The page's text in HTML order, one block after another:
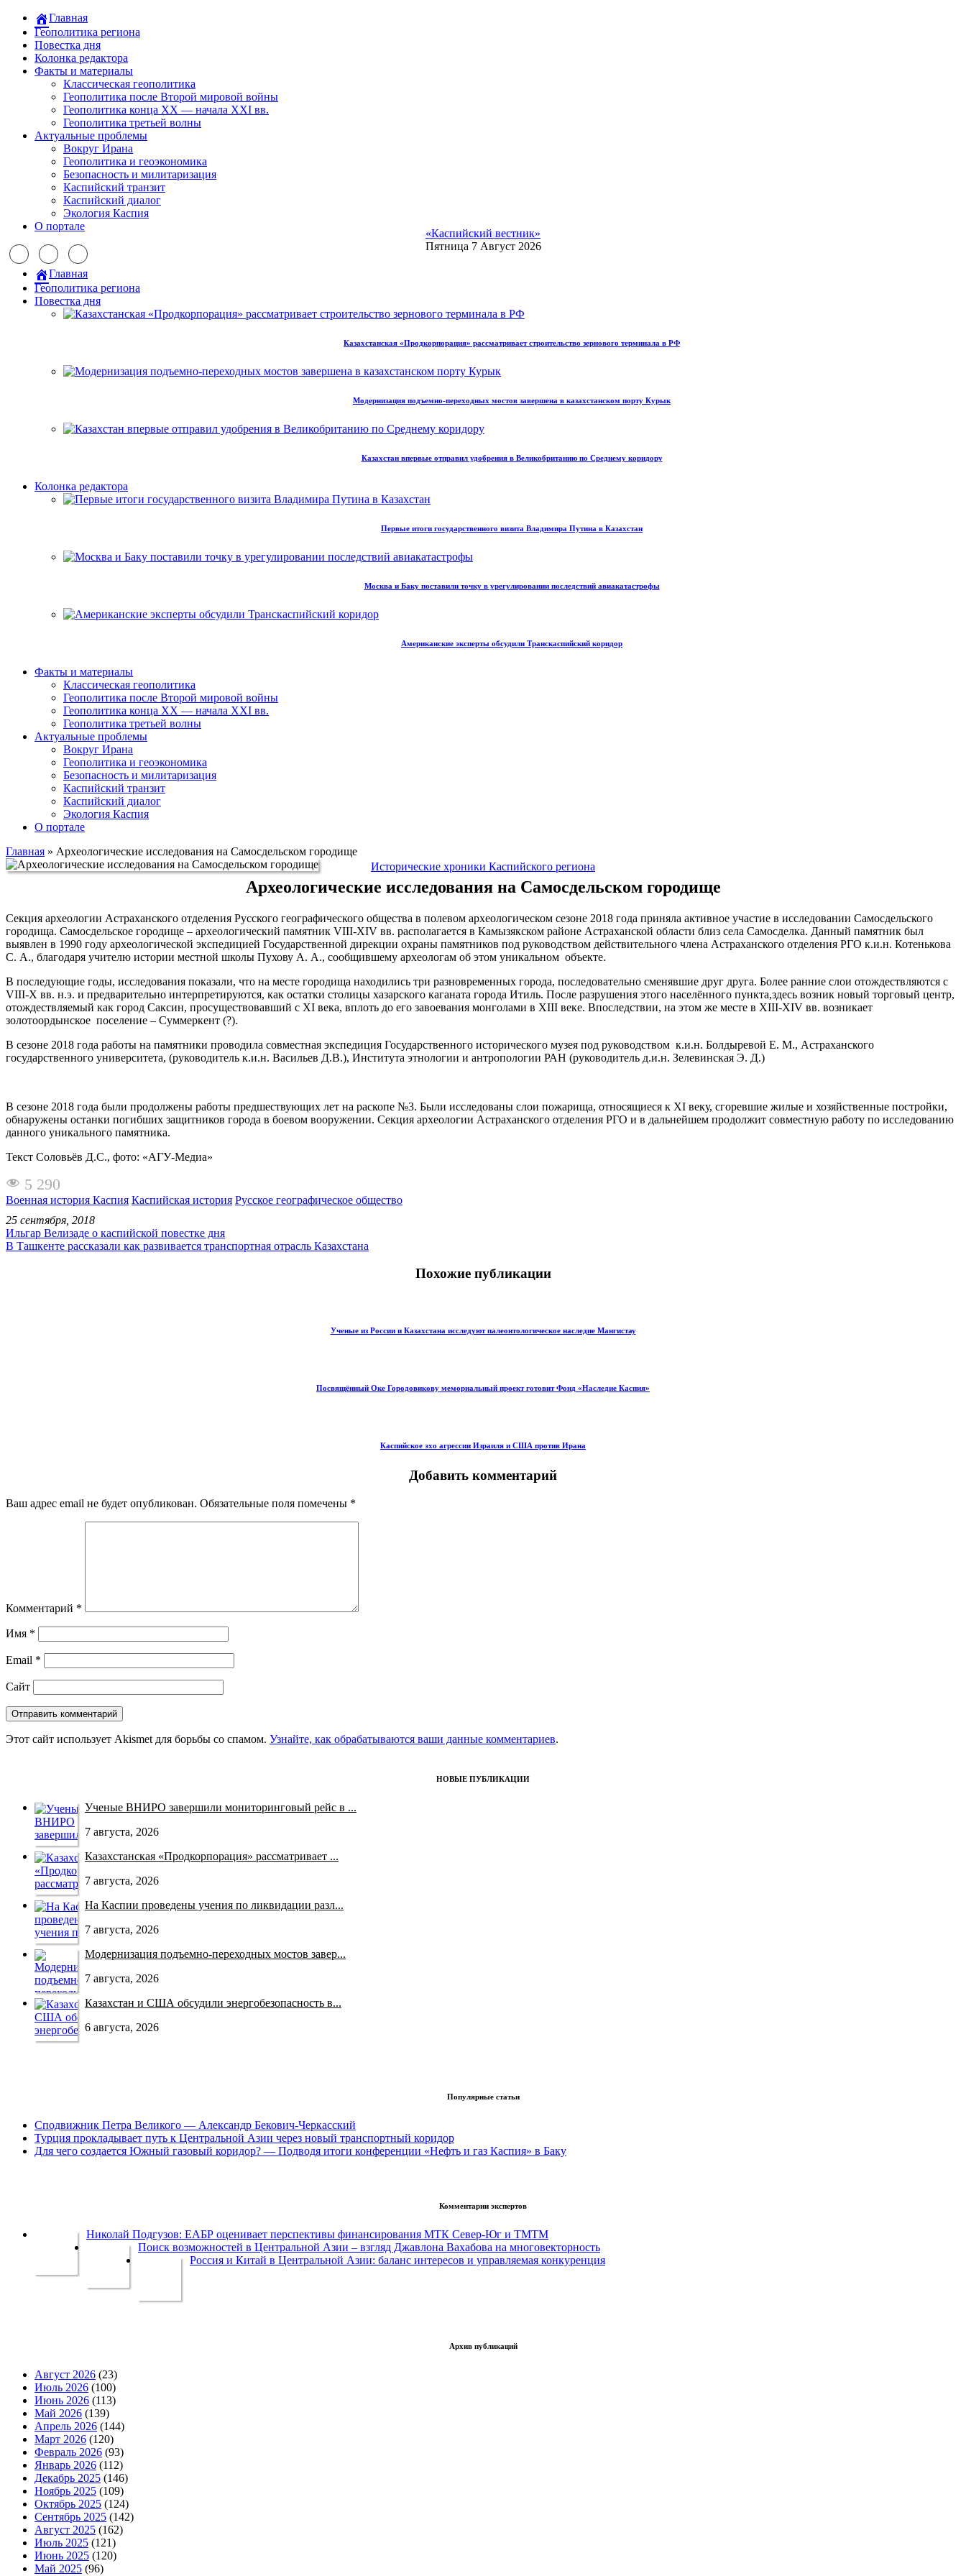
Главная
Геополитика региона
Повестка дня
Колонка редактора
Факты и материалы
Классическая геополитика
Геополитика после Второй мировой войны
Геополитика конца XX — начала XXI вв.
Геополитика третьей волны
Актуальные проблемы
Вокруг Ирана
Геополитика и геоэкономика
Безопасность и милитаризация
Каспийский транзит
Каспийский диалог
Экология Каспия
О портале
«Каспийский вестник»
Пятница 7 Август 2026
Главная
Геополитика региона
Повестка дня
Казахстанская «Продкорпорация» рассматривает строительство зернового терминала в РФ
Модернизация подъемно-переходных мостов завершена в казахстанском порту Курык
Казахстан впервые отправил удобрения в Великобританию по Среднему коридору
Колонка редактора
Первые итоги государственного визита Владимира Путина в Казахстан
Москва и Баку поставили точку в урегулировании последствий авиакатастрофы
Американские эксперты обсудили Транскаспийский коридор
Факты и материалы
Классическая геополитика
Геополитика после Второй мировой войны
Геополитика конца XX — начала XXI вв.
Геополитика третьей волны
Актуальные проблемы
Вокруг Ирана
Геополитика и геоэкономика
Безопасность и милитаризация
Каспийский транзит
Каспийский диалог
Экология Каспия
О портале
Главная » Археологические исследования на Самосдельском городище
Исторические хроники Каспийского региона
Археологические исследования на Самосдельском городище
Секция археологии Астраханского отделения Русского географического общества в полевом археологическом сезоне 2018 года приняла активное участие в исследовании Самосдельского
городища. Самосдельское городище – археологический памятник VIII-XIV вв. располагается в Камызякском районе Астраханской области близ села Самосделка. Данный памятник был
выявлен в 1990 году археологической экспедицией Государственной дирекции охраны памятников под руководством действительного члена Астраханского отделения РГО к.и.н. Котенькова
С. А., благодаря учителю истории местной школы Пухову А. А., сообщившему археологам об этом уникальном объекте.
В последующие годы, исследования показали, что на месте городища находились три разновременных города, последовательно сменявшие друг друга. Более ранние слои отождествляются с
VIII-X вв. н.э. и предварительно интерпретируются, как остатки столицы хазарского каганата города Итиль. После разрушения этого населённого пункта,здесь возник новый торговый центр,
отождествляемый как город Саксин, просуществовавший с XI века, вплоть до его завоевания монголами в XIII веке. Впоследствии, на этом же месте в XIII-XIV вв. возникает
золотоордынское поселение – Суммеркент (?).
В сезоне 2018 года работы на памятники проводила совместная экспедиция Государственного исторического музея под руководством к.и.н. Болдыревой Е. М., Астраханского
государственного университета, (руководитель к.и.н. Васильев Д.В.), Института этнологии и антропологии РАН (руководитель д.и.н. Зелевинская Э. Д.)
В сезоне 2018 года были продолжены работы предшествующих лет на раскопе №3. Были исследованы слои пожарища, относящиеся к XI веку, сгоревшие жилые и хозяйственные постройки,
обнаружены останки погибших защитников города в боевом вооружении. Секция археологии Астраханского отделения РГО и в дальнейшем продолжит совместную работу по исследованию
данного уникального памятника.
Текст Соловьёв Д.С., фото: «АГУ-Медиа»
5 290
Военная история Каспия Каспийская история Русское географическое общество
25 сентября, 2018
Ильгар Велизаде о каспийской повестке дня
В Ташкенте рассказали как развивается транспортная отрасль Казахстана
Похожие публикации
Ученые из России и Казахстана исследуют палеонтологическое наследие Мангистау
Посвящённый Оке Городовикову мемориальный проект готовит Фонд «Наследие Каспия»
Каспийское эхо агрессии Израиля и США против Ирана
Добавить комментарий
Ваш адрес email не будет опубликован. Обязательные поля помечены *
Комментарий *
Имя *
Email *
Сайт
Этот сайт использует Akismet для борьбы со спамом. Узнайте, как обрабатываются ваши данные комментариев.
НОВЫЕ ПУБЛИКАЦИИ
Ученые ВНИРО завершили мониторинговый рейс в ...
7 августа, 2026
Казахстанская «Продкорпорация» рассматривает ...
7 августа, 2026
На Каспии проведены учения по ликвидации разл...
7 августа, 2026
Модернизация подъемно-переходных мостов завер...
7 августа, 2026
Казахстан и США обсудили энергобезопасность в...
6 августа, 2026
Популярные статьи
Сподвижник Петра Великого — Александр Бекович-Черкасский
Турция прокладывает путь к Центральной Азии через новый транспортный коридор
Для чего создается Южный газовый коридор? — Подводя итоги конференции «Нефть и газ Каспия» в Баку
Комментарии экспертов
Николай Подгузов: ЕАБР оценивает перспективы финансирования МТК Север-Юг и ТМТМ
Поиск возможностей в Центральной Азии – взгляд Джавлона Вахабова на многовекторность
Россия и Китай в Центральной Азии: баланс интересов и управляемая конкуренция
Архив публикаций
Август 2026 (23)
Июль 2026 (100)
Июнь 2026 (113)
Май 2026 (139)
Апрель 2026 (144)
Март 2026 (120)
Февраль 2026 (93)
Январь 2026 (112)
Декабрь 2025 (146)
Ноябрь 2025 (109)
Октябрь 2025 (124)
Сентябрь 2025 (142)
Август 2025 (162)
Июль 2025 (121)
Июнь 2025 (120)
Май 2025 (96)